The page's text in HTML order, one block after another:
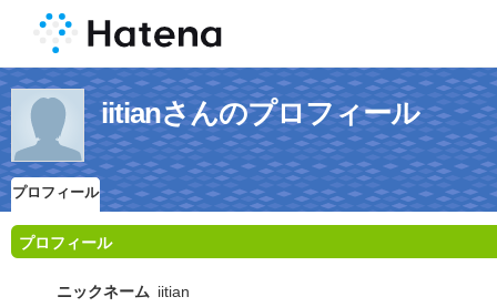
iitianさんのプロフィール
プロフィール
プロフィール
ニックネーム iitian